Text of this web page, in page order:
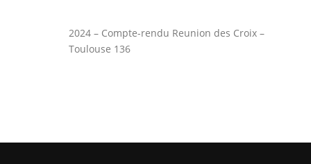
2024 – Compte-rendu Reunion des Croix –
Toulouse 136